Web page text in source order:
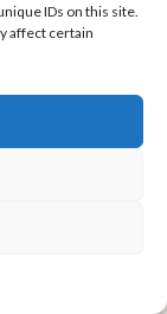
IDs on this site.
affect certain